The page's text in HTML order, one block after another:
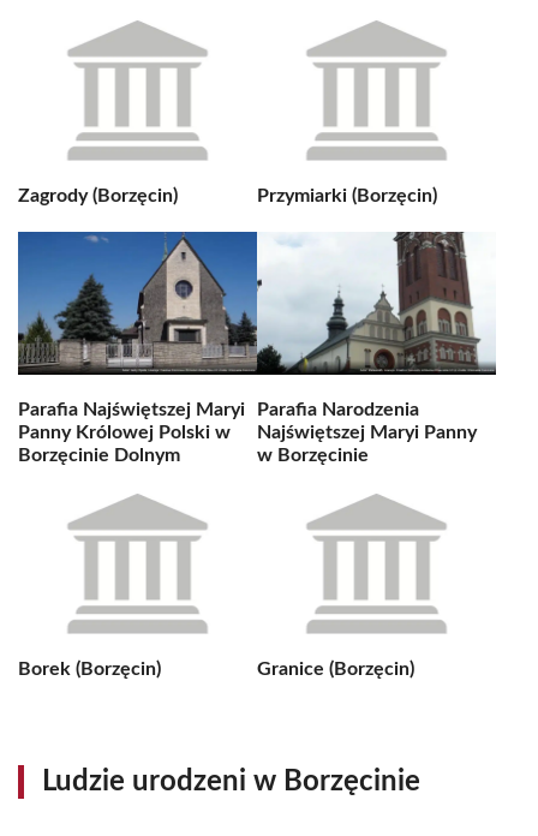
Zagrody (Borzęcin) Przymiarki (Borzęcin)
Parafia Najświętszej Maryi
Panny Królowej Polski w
Borzęcinie Dolnym
Parafia Narodzenia
Najświętszej Maryi Panny
w Borzęcinie
Borek (Borzęcin) Granice (Borzęcin)
Ludzie urodzeni w Borzęcinie